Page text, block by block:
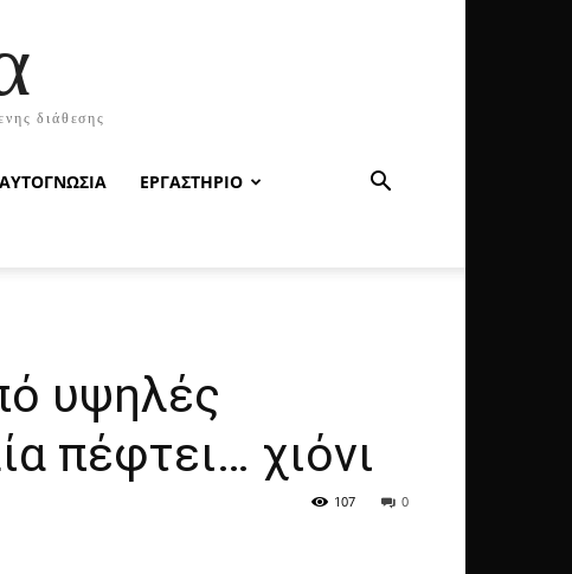
διάθεσης
ΑΥΤΟΓΝΩΣΙΑ ΕΡΓΑΣΤΗΡΙΟ
υψηλές
πέφτει… χιόνι
0
107